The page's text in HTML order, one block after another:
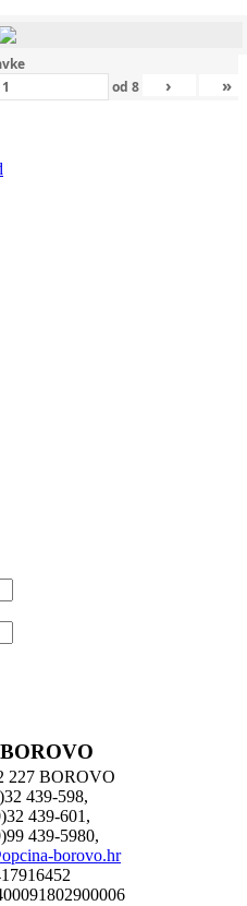
od 8 › »
227 BOROVO
439-598,
439-601,
439-5980,
borovo.hr